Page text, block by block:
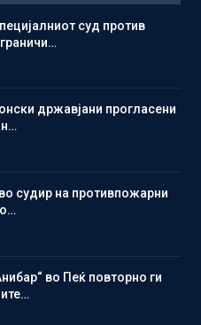
суд против
државјани прогласени
судир на противпожарни
во Пеќ повторно ги